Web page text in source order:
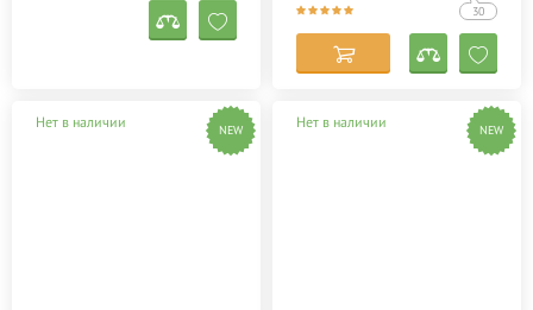
30
Нет в наличии NEW Нет в наличии NEW